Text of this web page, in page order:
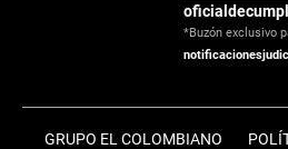
*Buzón exclusivo
GRUPO EL COLOMBIANO